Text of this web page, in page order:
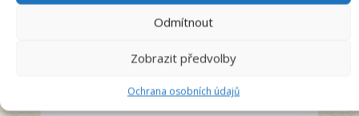
Odmítnout
Zobrazit předvolby
Ochrana osobních údajů
svém místě